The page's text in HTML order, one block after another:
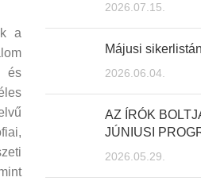
a
és
2026.07.15.
Májusi
2026.06.04.
AZ ÍRÓK
JÚNIUSI
2026.05.29.